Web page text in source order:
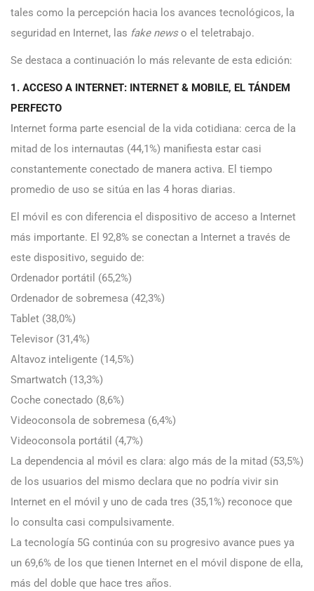
tales como la percepción hacia los avances tecnológicos, la
seguridad en Internet, las fake newso el teletrabajo.
Se destaca a continuación lo más relevante de esta edición:
1. ACCESO A INTERNET: INTERNET & MOBILE, EL TÁNDEM
PERFECTO
Internet forma parte esencial de la vida cotidiana: cerca de la
mitad de los internautas (44,1%) manifiesta estar casi
constantemente conectado de manera activa. El tiempo
promedio de uso se sitúa en las 4 horas diarias.
El móvil es con diferencia el dispositivo de acceso a Internet
más importante. El 92,8% se conectan a Internet a través de
este dispositivo, seguido de:
Ordenador portátil (65,2%)
Ordenador de sobremesa (42,3%)
Tablet (38,0%)
Televisor (31,4%)
Altavoz inteligente (14,5%)
Smartwatch (13,3%)
Coche conectado (8,6%)
Videoconsola de sobremesa (6,4%)
Videoconsola portátil (4,7%)
La dependencia al móvil es clara: algo más de la mitad (53,5%)
de los usuarios del mismo declara que no podría vivir sin
Internet en el móvil y uno de cada tres (35,1%) reconoce que
lo consulta casi compulsivamente.
La tecnología 5G continúa con su progresivo avance pues ya
un 69,6% de los que tienen Internet en el móvil dispone de ella,
más del doble que hace tres años.